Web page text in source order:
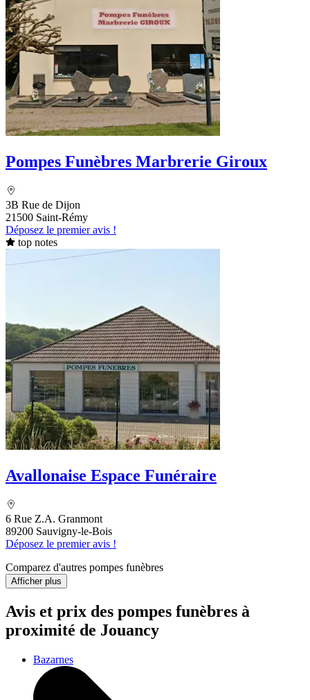
Pompes Funèbres Marbrerie Giroux
3B Rue de Dijon
21500 Saint-Rémy
Déposez le premier avis !
top notes
Avallonaise Espace Funéraire
6 Rue Z.A. Granmont
89200 Sauvigny-le-Bois
Déposez le premier avis !
Comparez d'autres pompes funèbres
Afficher plus
Avis et prix des pompes funèbres à
proximité de Jouancy
Bazarnes